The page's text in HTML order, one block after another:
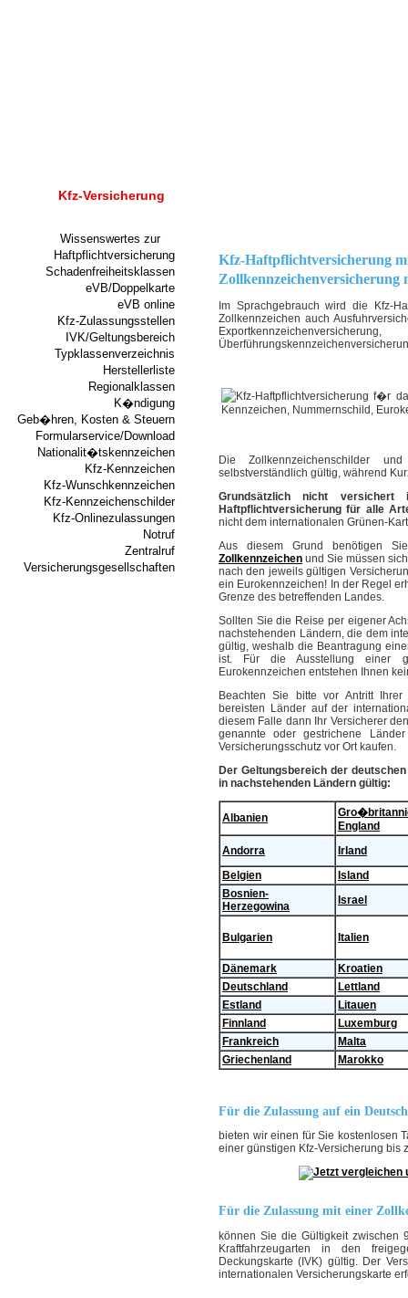
Kfz-Versicherung
Wissenswertes zur
Haftpflichtversicherung
Schadenfreiheitsklassen
eVB/Doppelkarte
eVB online
Kfz-Zulassungsstellen
IVK/Geltungsbereich
Typklassenverzeichnis
Herstellerliste
Regionalklassen
K�ndigung
Geb�hren, Kosten & Steuern
Formularservice/Download
Nationalit�tskennzeichen
Kfz-Kennzeichen
Kfz-Wunschkennzeichen
Kfz-Kennzeichenschilder
Kfz-Onlinezulassungen
Notruf
Zentralruf
Versicherungsgesellschaften
Kfz-Haftpflichtversicherung
Im Sprachgebrauch wird die Kfz-
Zollkennzeichen auch
Die Zollkennzeichenschilder
selbstverständlich gültig, während
Grundsätzlich nicht
Haftpflichtversicherung für alle
nicht dem internationalen Grünen-
Aus diesem Grund benötigen
Zollkennzeichen und Sie müssen
nach den jeweils gültigen
ein Eurokennzeichen! In der Regel
Grenze des betreffenden Landes.
Sollten Sie die Reise per eigener
nachstehenden Ländern, die dem
gültig, weshalb die Beantragung
ist. Für die Ausstellung einer
Eurokennzeichen entstehen Ihnen
Beachten Sie bitte vor Antritt
bereisten Länder auf der
diesem Falle dann Ihr Versicherer
genannte oder gestrichene
Versicherungsschutz vor Ort kaufen.
Der Geltungsbereich der
in nachstehenden Ländern gültig:
Albanien
England
Andorra
Irland
Belgien
Island
Bosnien-
Herzegowina
Israel
Bulgarien Italien
Dänemark
Kroatien
Deutschland
Lettland
Estland
Litauen
Finnland
Luxemburg
Frankreich
Malta
Griechenland
Marokko
Für die Zulassung auf ein
bieten wir einen für Sie kostenlosen
einer günstigen Kfz-Versicherung bis
Für die Zulassung mit einer
können Sie die Gültigkeit
Kraftfahrzeugarten in den
Deckungskarte (IVK) gültig. Der
internationalen Versicherungskarte